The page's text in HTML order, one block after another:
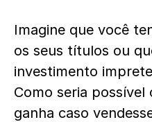
Imagine que você
os seus títulos ou
investimento
Como seria
ganha caso